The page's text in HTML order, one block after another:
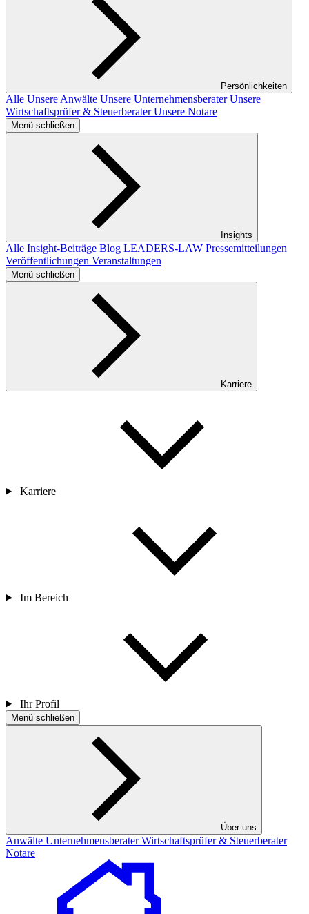
Persönlichkeiten
Alle Unsere Anwälte Unsere UnternehmensberaterUnsere
Wirtschaftsprüfer & SteuerberaterUnsere Notare
Menü schließen
Insights
Alle Insight-Beiträge Blog LEADERS-LAW Pressemitteilungen
Veröffentlichungen Veranstaltungen
Menü schließen
Karriere
Karriere
Im Bereich
Ihr Profil
Menü schließen
Über uns
Anwälte UnternehmensberaterWirtschaftsprüfer & Steuerberater
Notare